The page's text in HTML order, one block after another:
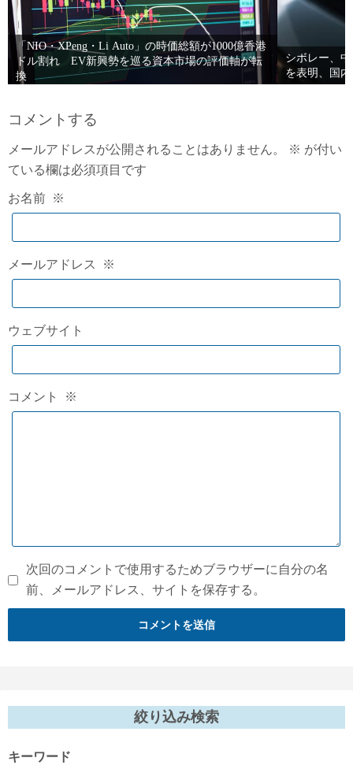
「NIO・XPeng・Li Auto」の時価総額が1000億香港
ドル割れ EV新興勢を巡る資本市場の評価軸が転
換
シボレー、
を表明、国
コメントする
メールアドレスが公開されることはありません。 ※ が付い
ている欄は必須項目です
お名前 ※
メールアドレス ※
ウェブサイト
コメント ※
次回のコメントで使用するためブラウザーに自分の名
前、メールアドレス、サイトを保存する。
絞り込み検索
キーワード